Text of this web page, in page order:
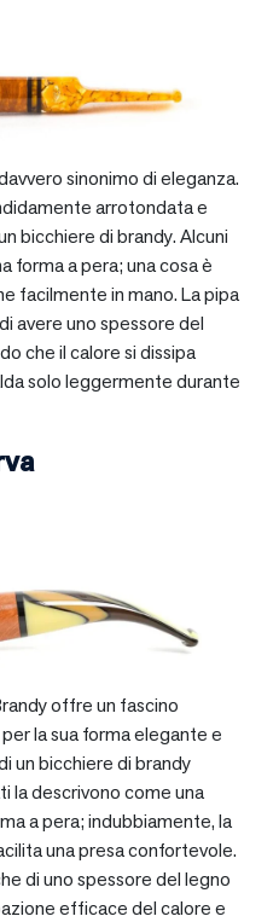
sinonimo di eleganza.
arrotondata e
bicchiere di brandy. Alcuni
forma a pera; una cosa è
facilmente in mano. La pipa
avere uno spessore del
che il calore si dissipa
solo leggermente durante
offre un fascino
la sua forma elegante e
un bicchiere di brandy
la descrivono come una
a pera; indubbiamente, la
una presa confortevole.
di uno spessore del legno
efficace del calore e